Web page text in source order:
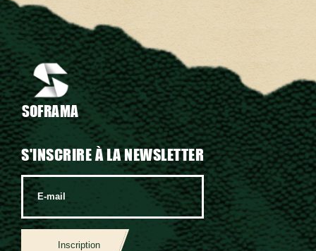
SOFRAMA
S'INSCRIRE À LA NEWSLETTER
Inscription